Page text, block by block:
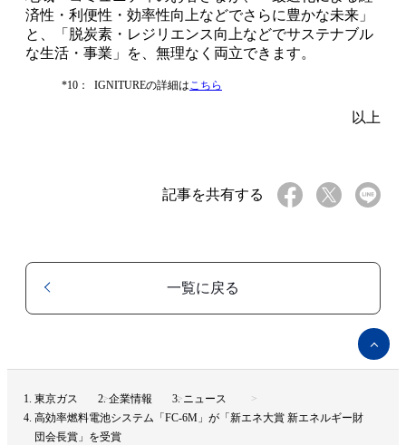
済性・利便性・効率性向上などでさらに豊かな未来」
と、「脱炭素・レジリエンス向上などでサステナブル
な生活・事業」を、無理なく両立できます。
*10： IGNITUREの詳細はこちら
以上
記事を共有する
一覧に戻る
ペ
ー
ジ
ッ
東京ガス 企業情報
ニュース
高効率燃料電池システム「FC-6M」が「新エネ大賞 新エネルギー財
団会長賞」を受賞